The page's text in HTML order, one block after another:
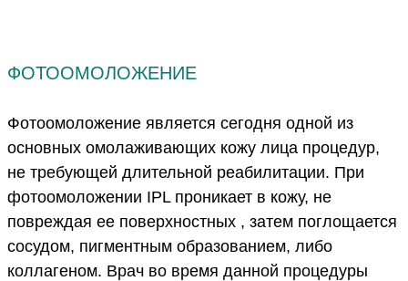
ФОТООМОЛОЖЕНИЕ
Фотоомоложение является сегодня одной из
основных омолаживающих кожу лица процедур,
не требующей длительной реабилитации. При
фотоомоложении IPL проникает в кожу, не
повреждая ее поверхностных , затем поглощается
сосудом, пигментным образованием, либо
коллагеном. Врач во время данной процедуры